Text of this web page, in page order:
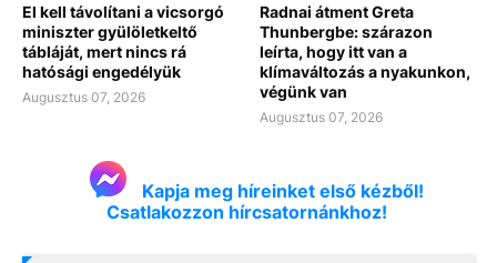
El kell távolítani a vicsorgó
miniszter gyülöletkeltő
tábláját, mert nincs rá
hatósági engedélyük
Augusztus 07, 2026
Radnai átment Greta
Thunbergbe: szárazon
leírta, hogy itt van a
klímaváltozás a nyakunkon,
végünk van
Augusztus 07, 2026
Kapja meg híreinket első kézből!
Csatlakozzon hírcsatornánkhoz!